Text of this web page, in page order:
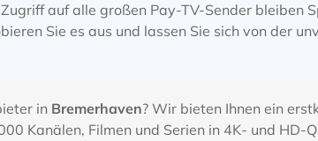
auf alle großen Pay-TV-Sender bleiben
Sie es aus und lassen Sie sich von der
in Bremerhaven? Wir bieten Ihnen ein
Kanälen, Filmen und Serien in 4K- und HD-